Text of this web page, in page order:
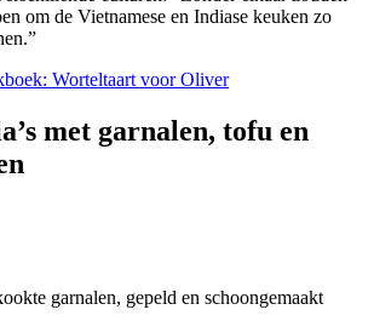
om de Vietnamese en Indiase keuken zo
Worteltaart voor Oliver
met garnalen, tofu en
garnalen, gepeld en schoongemaakt